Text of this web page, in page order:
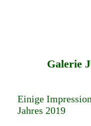
Galerie
Einige
Jahres 2019